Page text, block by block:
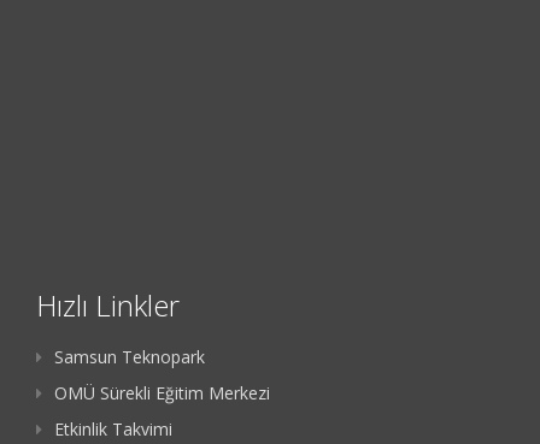
Hızlı Linkler
Samsun Teknopark
OMÜ Sürekli Eğitim Merkezi
Etkinlik Takvimi